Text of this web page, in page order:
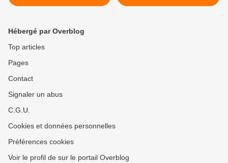
nombre #2
son ordinateur & l'adresse
Hébergé par Overblog
Top articles
Pages
Contact
Signaler un abus
C.G.U.
Cookies et données personnelles
Préférences cookies
Voir le profil de sur le portail Overblog